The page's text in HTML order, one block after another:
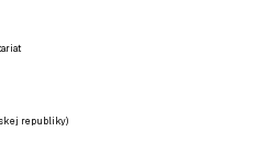
republiky)